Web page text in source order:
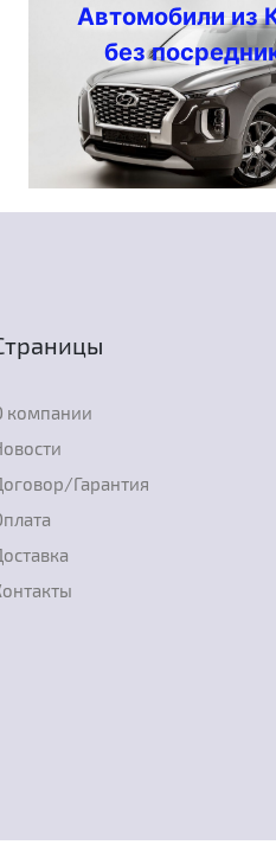
Автомобили из
без
компании
Гарантия